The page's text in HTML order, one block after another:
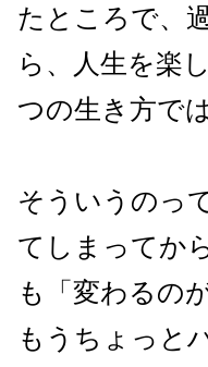
たところで、
ら、人生を楽
つの生き方で
そういうのっ
てしまってか
も「変わるの
もうちょっと